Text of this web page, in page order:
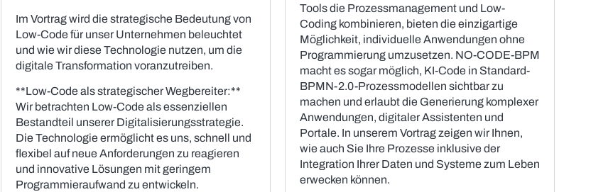
Im Vortrag wird die strategische Bedeutung von
Low-Code für unser Unternehmen beleuchtet
und wie wir diese Technologie nutzen, um die
digitale Transformation voranzutreiben.
**Low-Code als strategischer Wegbereiter:**
Wir betrachten Low-Code als essenziellen
Bestandteil unserer Digitalisierungsstrategie.
Die Technologie ermöglicht es uns, schnell und
flexibel auf neue Anforderungen zu reagieren
und innovative Lösungen mit geringem
Programmieraufwand zu entwickeln.
Tools die Prozessmanagement und Low-
Coding kombinieren, bieten die einzigartige
Möglichkeit, individuelle Anwendungen ohne
Programmierung umzusetzen. NO-CODE-BPM
macht es sogar möglich, KI-Code in Standard-
BPMN-2.0-Prozessmodellen sichtbar zu
machen und erlaubt die Generierung komplexer
Anwendungen, digitaler Assistenten und
Portale. In unserem Vortrag zeigen wir Ihnen,
wie auch Sie Ihre Prozesse inklusive der
Integration Ihrer Daten und Systeme zum Leben
erwecken können.